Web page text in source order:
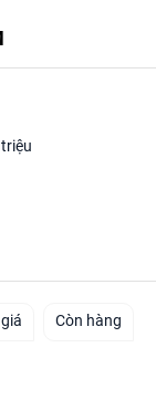
Còn hàng